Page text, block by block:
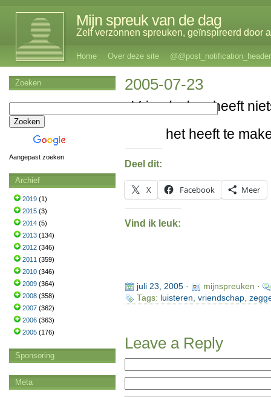
Mijn spreuk van de dag
Zelf verzonnen spreuken, geïnspireerd door
Home Over deze site @@post_notification_header
2005-07-23
Vriendschapheeft
het heeft te
Deel dit:
X Facebook Meer
Vind ik leuk:
juli 23, 2005·
mijnspreuken ·
Tags: luisteren, vriendschap,
Leave a Reply
Zoeken
Aangepast zoeken
Archief
2019 (1)
2015 (3)
2014 (5)
2013 (134)
2012 (346)
2011 (359)
2010 (346)
2009 (364)
2008 (358)
2007 (362)
2006 (363)
2005 (176)
Sponsoring
Meta